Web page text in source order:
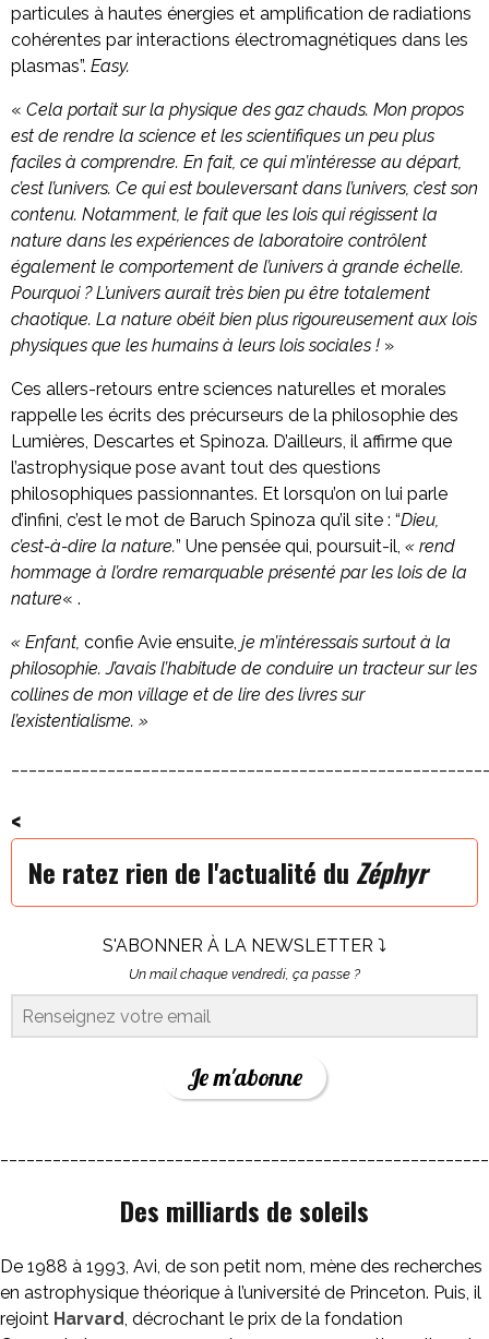
particules à hautes énergies et amplification de radiations
cohérentes par interactions électromagnétiques dans les
plasmas”. Easy.
« Cela portait sur la physique des gaz chauds. Mon propos
est de rendre la science et les scientifiques un peu plus
faciles à comprendre. En fait, ce qui m’intéresse au départ,
c’est l’univers. Ce qui est bouleversant dans l’univers, c’est son
contenu. Notamment, le fait que les lois qui régissent la
nature dans les expériences de laboratoire contrôlent
également le comportement de l’univers à grande échelle.
Pourquoi ? L’univers aurait très bien pu être totalement
chaotique. La nature obéit bien plus rigoureusement aux lois
physiques que les humains à leurs lois sociales ! »
Ces allers-retours entre sciences naturelles et morales
rappelle les écrits des précurseurs de la philosophie des
Lumières, Descartes et Spinoza. D’ailleurs, il affirme que
l’astrophysique pose avant tout des questions
philosophiques passionnantes. Et lorsqu’on on lui parle
d’infini, c’est le mot de Baruch Spinoza qu’il site : “Dieu,
c’est-à-dire la nature.” Une pensée qui, poursuit-il, « rend
hommage à l’ordre remarquable présenté par les lois de la
nature« .
« Enfant, confie Avie ensuite, je m’intéressais surtout à la
philosophie. J’avais l’habitude de conduire un tracteur sur les
collines de mon village et de lire des livres sur
l’existentialisme. »
<
Ne ratez rien de l'actualité duZéphyr
S'ABONNER À LA NEWSLETTER ⤵
Un mail chaque vendredi, ça passe ?
Je m'abonne
Des milliards de soleils
De 1988 à 1993, Avi, de son petit nom, mène des recherches
en astrophysique théorique à l’université de Princeton. Puis, il
rejoint Harvard, décrochant le prix de la fondation